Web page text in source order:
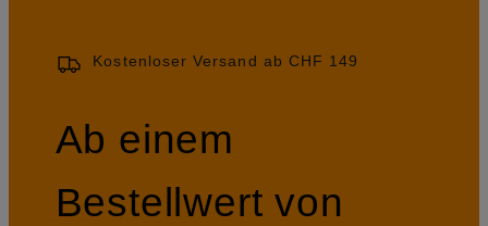
Kostenloser Versand ab CHF 149
Ab einem
Bestellwert von